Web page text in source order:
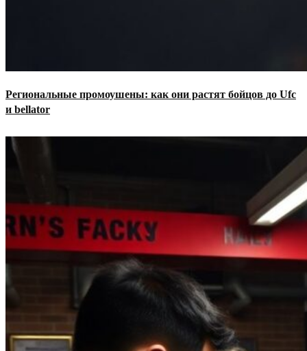
Региональные промоушены: как они растят бойцов до Ufc
и bellator